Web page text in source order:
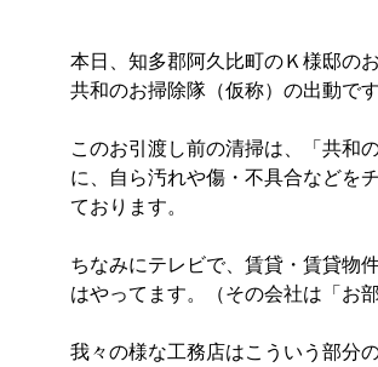
本日、知多郡阿久比町のＫ様邸の
共和のお掃除隊（仮称）の出動です
このお引渡し前の清掃は、「共和
に、自ら汚れや傷・不具合などを
ております。
ちなみにテレビで、賃貸・賃貸物
はやってます。（その会社は「お
我々の様な工務店はこういう部分